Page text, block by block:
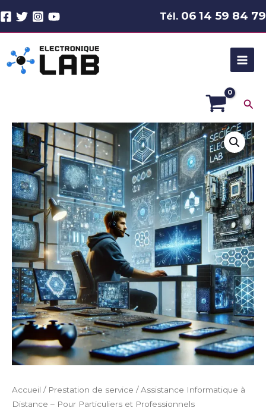
au
Tél. 06 14 59 84 79
Accueil / Prestation de service / Assistance Informatique à
Distance – Pour Particuliers et Professionnels
quantité
de
Assistance
Informatique
à
Distance
–
Pour
Particuliers
et
Professionnels